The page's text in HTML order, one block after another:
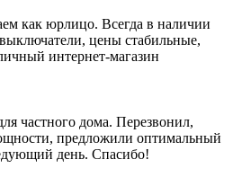
как юрлицо. Всегда в наличии
цены стабильные,
интернет-магазин
частного дома. Перезвонил,
предложили оптимальный
день. Спасибо!